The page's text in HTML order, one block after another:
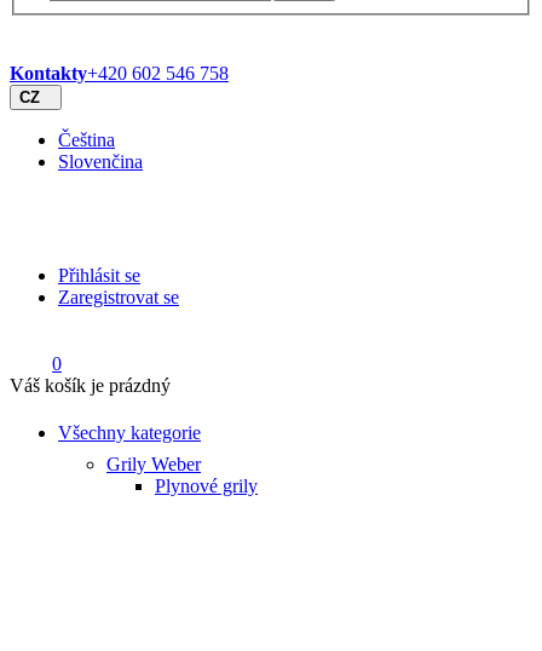
Kontakty+420 602 546 758
CZ
Čeština
Slovenčina
Přihlásit se
Zaregistrovat se
0
Váš košík je prázdný
Všechny kategorie
Grily Weber
Plynové grily